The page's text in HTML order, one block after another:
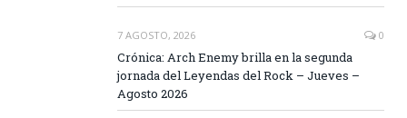
7 AGOSTO, 2026 0
Crónica: Arch Enemy brilla en la segunda
jornada del Leyendas del Rock – Jueves –
Agosto 2026